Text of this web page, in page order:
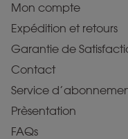
Mon compte
Expédition et retours
Garantie de
Contact
Service
Prèsentation
FAQs